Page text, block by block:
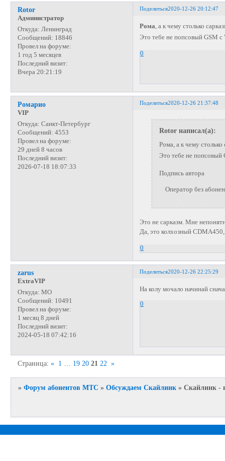
Поделиться2020-12-26 20:12:47
Rotor
Администратор
Откуда: Ленинград
Сообщений: 18846
Провел на форуме:
1 год 5 месяцев
Последний визит:
Вчера 20:21:19
Рома, а к чему столько
Это тебе не попсовый GSM
0
Поделиться2020-12-26 21:37:48
Ромарио
VIP
Откуда: Санкт-Петербург
Сообщений: 4553
Провел на форуме:
29 дней 8 часов
Последний визит:
2026-07-18 18:07:33
Rotor написал(а):
Рома, а к чему
Это тебе не попсовый
Подпись автора
Оператор без
Это не сарказм. Мне
Да, это колхозный
0
Поделиться2020-12-26 22:25:29
zarus
ExtraVIP
Откуда: МО
Сообщений: 10491
Провел на форуме:
1 месяц 8 дней
Последний визит:
2024-05-18 07:42:16
На колу мочало начинай
0
Страница:« 1 19 20 21 22 »
»Форум абонентов МТС »Обсуждаем Скайлинк »Скайлинк -